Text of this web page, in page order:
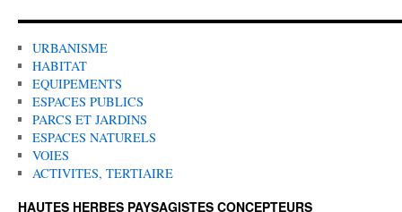
URBANISME
HABITAT
EQUIPEMENTS
ESPACES PUBLICS
PARCS ET JARDINS
ESPACES NATURELS
VOIES
ACTIVITES, TERTIAIRE
HAUTES HERBES PAYSAGISTES CONCEPTEURS